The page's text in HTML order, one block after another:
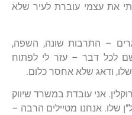
את עצמי עוברת לעיר שלא
– התרבות שונה, השפה,
לכל דבר – עזר לי לפתוח
ודאג שלא אחסר כלום.
אני עובדת במשרד שיווק
שלו. אנחנו מטיילים הרבה –